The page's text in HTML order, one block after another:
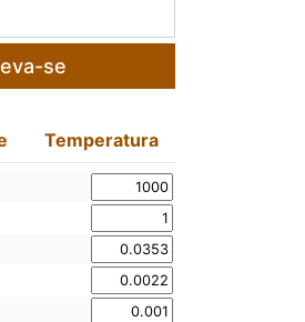
se
Temperatura